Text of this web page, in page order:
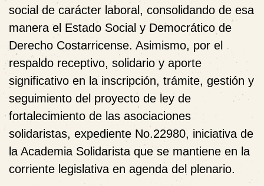
social de carácter laboral, consolidando de esa
manera el Estado Social y Democrático de
Derecho Costarricense. Asimismo, por el
respaldo receptivo, solidario y aporte
significativo en la inscripción, trámite, gestión y
seguimiento del proyecto de ley de
fortalecimiento de las asociaciones
solidaristas, expediente No.22980, iniciativa de
la Academia Solidarista que se mantiene en la
corriente legislativa en agenda del plenario.